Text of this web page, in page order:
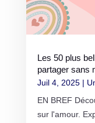
Les 50 plus
partager sans
Juil 4, 2025|
EN BREF
sur l'amour.